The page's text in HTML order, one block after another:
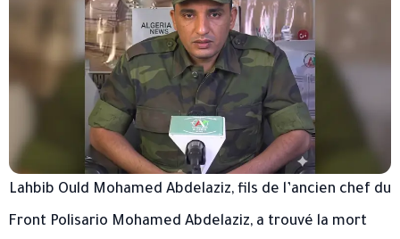
Lahbib Ould Mohamed Abdelaziz, fils de l’ancien chef du
Front Polisario Mohamed Abdelaziz, a trouvé la mort